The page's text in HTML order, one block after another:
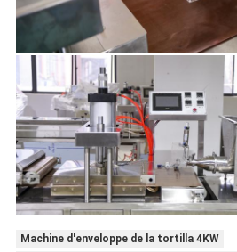
Machine d'enveloppe de la tortilla 4KW